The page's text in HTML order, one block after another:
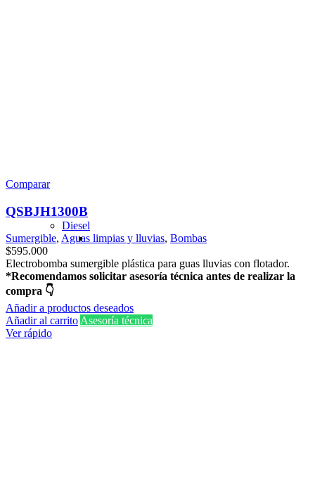
Diesel
Comparar
QSBJH1300B
Sumergible, Aguas limpias y lluvias, Bombas
$595.000
Electrobomba sumergible plástica para guas lluvias con flotador.
*Recomendamos solicitar asesoría técnica antes de realizar la
compra 👇
Añadir a productos deseados
Añadir al carrito Asesoría técnica
Ver rápido